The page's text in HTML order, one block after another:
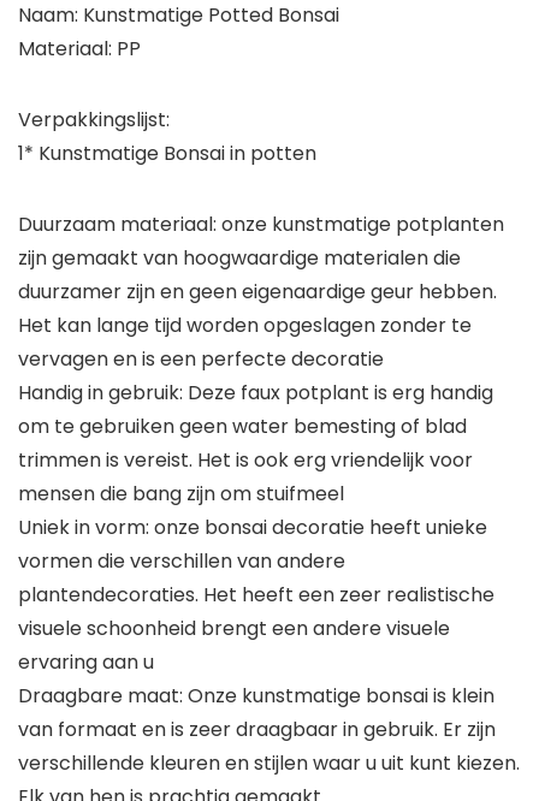
Naam: Kunstmatige Potted Bonsai
Materiaal: PP
Verpakkingslijst:
1* Kunstmatige Bonsai in potten
Duurzaam materiaal: onze kunstmatige potplanten
zijn gemaakt van hoogwaardige materialen die
duurzamer zijn en geen eigenaardige geur hebben.
Het kan lange tijd worden opgeslagen zonder te
vervagen en is een perfecte decoratie
Handig in gebruik: Deze faux potplant is erg handig
om te gebruiken geen water bemesting of blad
trimmen is vereist. Het is ook erg vriendelijk voor
mensen die bang zijn om stuifmeel
Uniek in vorm: onze bonsai decoratie heeft unieke
vormen die verschillen van andere
plantendecoraties. Het heeft een zeer realistische
visuele schoonheid brengt een andere visuele
ervaring aan u
Draagbare maat: Onze kunstmatige bonsai is klein
van formaat en is zeer draagbaar in gebruik. Er zijn
verschillende kleuren en stijlen waar u uit kunt kiezen.